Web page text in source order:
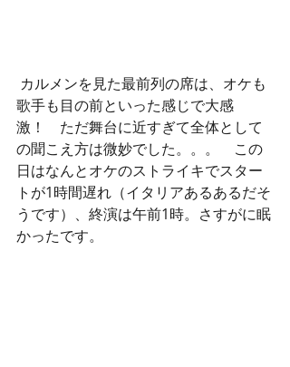
歌手も目の前といった感じで大感
激！　ただ舞台に近すぎて全体として
の聞こえ方は微妙でした。。。　この
日はなんとオケのストライキでスター
トが1時間遅れ（イタリアあるあるだそ
うです）、終演は午前1時。さすがに眠
かったです。